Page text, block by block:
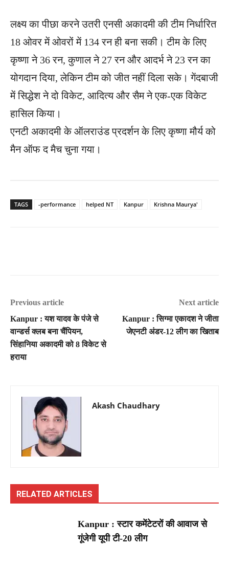
लक्ष्य का पीछा करने उतरी एनसी अकादमी की टीम निर्धारित
18 ओवर में ओवरों में 134 रन ही बना सकी। टीम के लिए
कृष्णा ने 36 रन, कुणाल ने 27 रन और आदर्भ ने 23 रन का
योगदान दिया, लेकिन टीम को जीत नहीं दिला सके। गेंदबाजी
में सिद्धेश ने दो विकेट, आदित्य और सैम ने एक-एक विकेट
हासिल किया।
एनटी अकादमी के ऑलराउंड प्रदर्शन के लिए कृष्णा मौर्य को
मैन ऑफ द मैच चुना गया।
TAGS -performance helped NT Kanpur Krishna Maurya'
Previous article
Kanpur : यश यादव के पंजे से
वान्डर्स क्लब बना चैंपियन,
सिंहानिया अकादमी को 8 विकेट से
हराया
Next article
Kanpur : सिग्मा एकादश ने जीता
जेएनटी अंडर-12 लीग का खिताब
Akash Chaudhary
RELATED ARTICLES
Kanpur : स्टार कमेंटेटरों की आवाज से
गूंजेगी यूपी टी-20 लीग